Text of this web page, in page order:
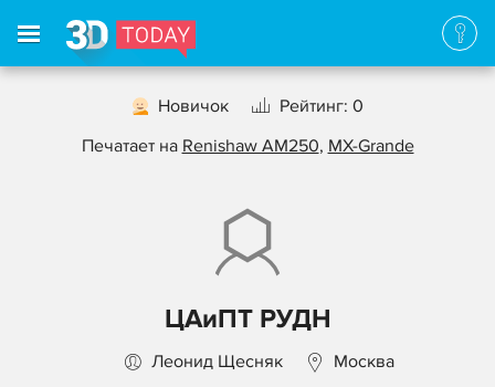
Новичок
Рейтинг: 0
Печатает на Renishaw AM250, MX-Grande
ЦАиПТ РУДН
Леонид Щесняк Москва